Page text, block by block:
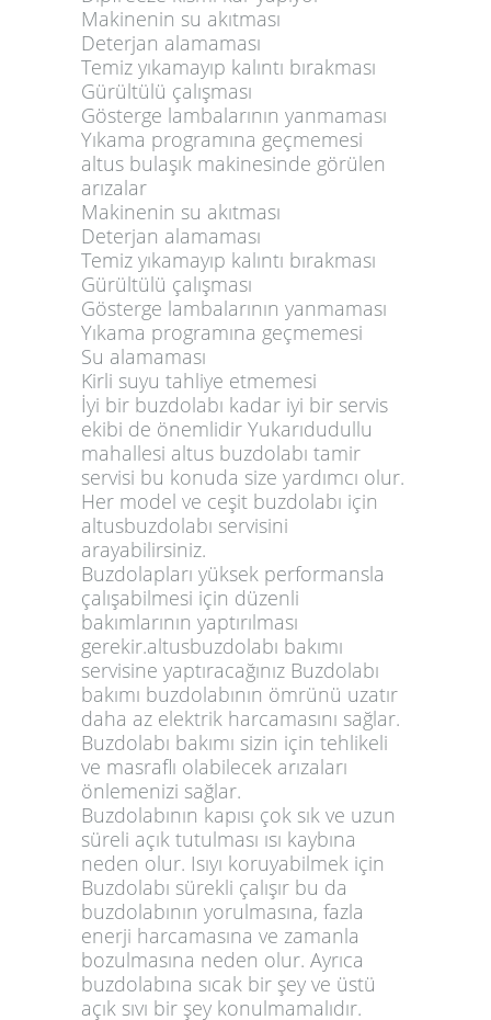
Makinenin su akıtması
Deterjan alamaması
Temiz yıkamayıp kalıntı bırakması
Gürültülü çalışması
Gösterge lambalarının yanmaması
Yıkama programına geçmemesi
altus bulaşık makinesinde görülen
arızalar
Makinenin su akıtması
Deterjan alamaması
Temiz yıkamayıp kalıntı bırakması
Gürültülü çalışması
Gösterge lambalarının yanmaması
Yıkama programına geçmemesi
Su alamaması
Kirli suyu tahliye etmemesi
İyi bir buzdolabı kadar iyi bir servis
ekibi de önemlidir Yukarıdudullu
mahallesi altus buzdolabı tamir
servisi bu konuda size yardımcı olur.
Her model ve ceşit buzdolabı için
altusbuzdolabı servisini
arayabilirsiniz.
Buzdolapları yüksek performansla
çalışabilmesi için düzenli
bakımlarının yaptırılması
gerekir.altusbuzdolabı bakımı
servisine yaptıracağınız Buzdolabı
bakımı buzdolabının ömrünü uzatır
daha az elektrik harcamasını sağlar.
Buzdolabı bakımı sizin için tehlikeli
ve masraflı olabilecek arızaları
önlemenizi sağlar.
Buzdolabının kapısı çok sık ve uzun
süreli açık tutulması ısı kaybına
neden olur. Isıyı koruyabilmek için
Buzdolabı sürekli çalışır bu da
buzdolabının yorulmasına, fazla
enerji harcamasına ve zamanla
bozulmasına neden olur. Ayrıca
buzdolabına sıcak bir şey ve üstü
açık sıvı bir şey konulmamalıdır.